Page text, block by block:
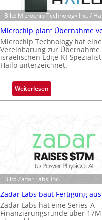
n
e
ü
b
e
r
m
a
r
k
V
i
o
Bild: Microchip Technology Inc. /
Microchip plant Übernahme
Microchip Technology hat eine
Vereinbarung zur Übernahme
israelischen Edge-KI-
Hailo unterzeichnet.
Weiterlesen:
M
o
c
h
i
p
p
l
a
Bild: Zadar Labs, Inc.
Zadar Labs baut Fertigung aus
Zadar Labs hat eine Series-A-
Finanzierungsrunde über